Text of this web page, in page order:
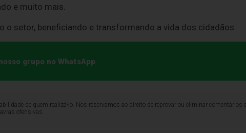
e muito mais.
o setor, beneficiando e transformando a vida dos cidadãos.
grupo no WhatsApp
de quem realizá-lo. Nos reservamos ao direito de reprovar ou eliminar comentários
ofensivas.